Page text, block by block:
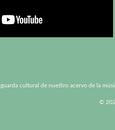
cultural de nuestro acervo de la
©